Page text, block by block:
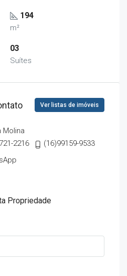
194
m²
03
Suítes
Ver listas de imóveis
Molina
2216
(16)99159-9533
Propriedade